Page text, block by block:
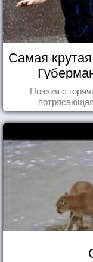
Самая
Поэзия с